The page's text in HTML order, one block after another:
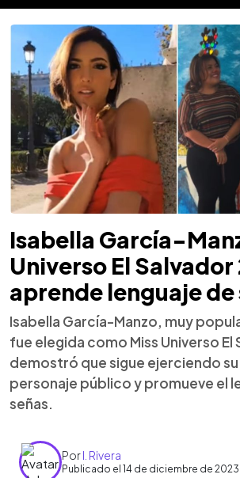
Isabella García-
Universo El
aprende lenguaje de
Isabella García-Manzo, muy
fue elegida como Miss Universo El
demostró que sigue ejerciendo
personaje público y promueve el
señas.
PorI. Rivera
Publicado el 14 de diciembre de 2023